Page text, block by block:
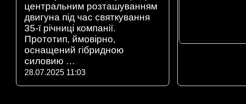
центральним розташуванням
двигуна під час святкування
35-ї річниці компанії.
Прототип, ймовірно,
оснащений гібридною
силовию …
28.07.2025 11:03